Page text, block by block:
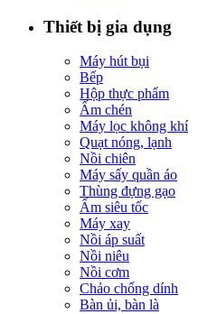
Thiết bị gia dụng
Máy hút bụi
Bếp
Hộp thực phẩm
Ấm chén
Máy lọc không khí
Quạt nóng, lạnh
Nồi chiên
Máy sấy quần áo
Thùng đựng gạo
Ấm siêu tốc
Máy xay
Nồi áp suất
Nồi niêu
Nồi cơm
Chảo chống dính
Bàn ủi, bàn là